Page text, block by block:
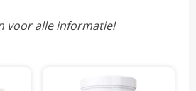
voor alle informatie!